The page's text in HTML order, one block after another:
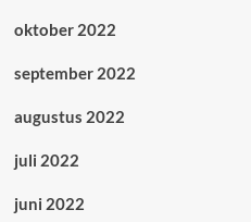
oktober 2022
september 2022
augustus 2022
juli 2022
juni 2022